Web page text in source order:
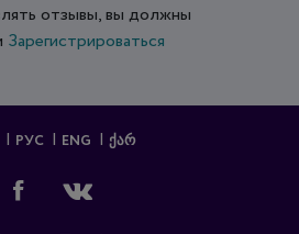
отзывы, вы должны
Зарегистрироваться
РУС ENG ᲥᲐᲠ